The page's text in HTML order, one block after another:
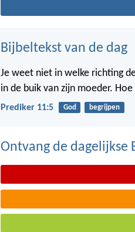
Bijbeltekst van de dag
Je weet niet in welke richting
in de buik van zijn moeder.
Prediker 11:5 God begrijpen
Ontvang de dagelijkse